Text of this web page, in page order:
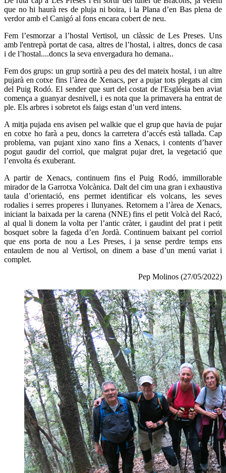
que no hi haurà res de pluja ni boira, i la Plana d’en Bas plena de
verdor amb el Canigó al fons encara cobert de neu.
Fem l’esmorzar a l’hostal Vertisol, un clàssic de Les Preses. Uns
amb l'entrepà portat de casa, altres de l’hostal, i altres, doncs de casa
i de l’hostal....doncs la seva envergadura ho demana..
Fem dos grups: un grup sortirà a peu des del mateix hostal, i un altre
pujarà en cotxe fins l’àrea de Xenacs, per a pujar tots plegats al cim
del Puig Rodó. El sender que surt del costat de l'Església ben aviat
comença a guanyar desnivell, i es nota que la primavera ha entrat de
ple. Els arbres i sobretot els faigs estan d’un verd intens.
A mitja pujada ens avisen pel walkie que el grup que havia de pujar
en cotxe ho farà a peu, doncs la carretera d’accés està tallada. Cap
problema, van pujant xino xano fins a Xenacs, i contents d’haver
pogut gaudir del corriol, que malgrat pujar dret, la vegetació que
l’envolta és exuberant.
A partir de Xenacs, continuem fins el Puig Rodó, immillorable
mirador de la Garrotxa Volcànica. Dalt del cim una gran i exhaustiva
taula d’orientació, ens permet identificar els volcans, les seves
rodalies i serres properes i llunyanes. Retornem a l’àrea de Xenacs,
iniciant la baixada per la carena (NNE) fins el petit Volcà del Racó,
al qual li donem la volta per l’antic cràter, i gaudint del prat i petit
bosquet sobre la fageda d’en Jordà. Continuem baixant pel corriol
que ens porta de nou a Les Preses, i ja sense perdre temps ens
entaulem de nou al Vertisol, on dinem a base d’un menú variat i
complet.
Pep Molinos (27/05/2022)